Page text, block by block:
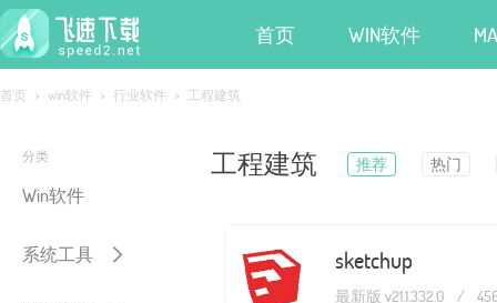
首页 WIN软件
首页 > win软件 > 行业软件 > 工程建筑
分类
Win软件
系统工具
工程建筑 推荐 热门
sketchup
最新版 v21.1.332.0 /